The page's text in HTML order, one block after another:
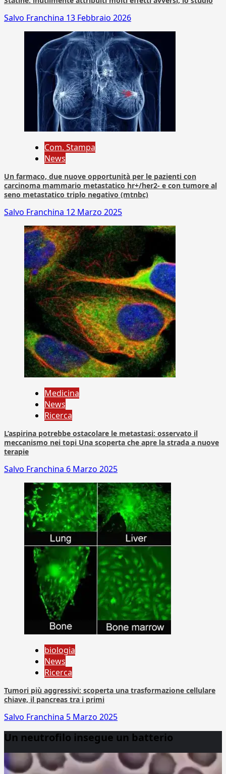
Salvo Franchina 13 Febbraio 2026
Com. Stampa
News
Un farmaco, due nuove opportunità per le pazienti con
carcinoma mammario metastatico hr+/her2- e con tumore al
seno metastatico triplo negativo (mtnbc)
Salvo Franchina 12 Marzo 2025
Medicina
News
Ricerca
L’aspirina potrebbe ostacolare le metastasi: osservato il
meccanismo nei topi Una scoperta che apre la strada a nuove
terapie
Salvo Franchina 6 Marzo 2025
biologia
News
Ricerca
Tumori più aggressivi: scoperta una trasformazione cellulare
chiave, il pancreas tra i primi
Salvo Franchina 5 Marzo 2025
Un neutrofilo insegue un batterio
Player